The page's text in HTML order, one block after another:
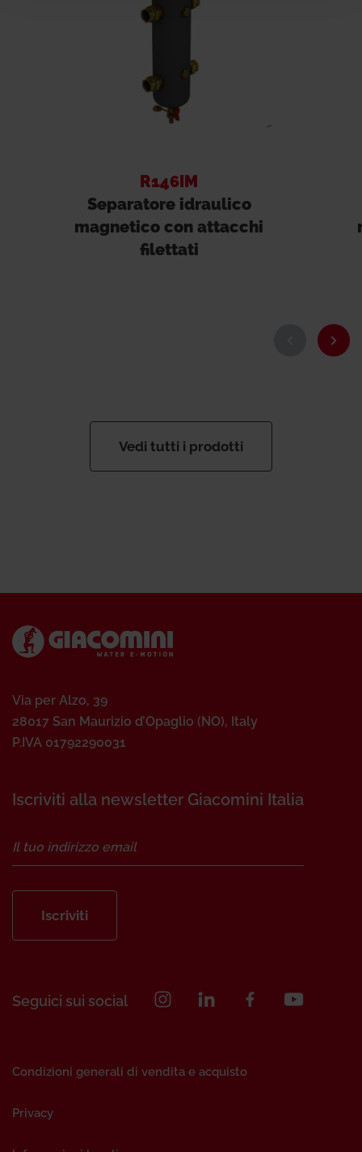
R146IM
Separatore idraulico
magnetico con attacchi
filettati
Vedi tutti i prodotti
Via per Alzo, 39
28017 San Maurizio d’Opaglio (NO), Italy
P.IVA 01792290031
Iscriviti alla newsletter Giacomini Italia
Iscriviti
Seguici sui social
Condizioni generali di vendita e acquisto
Privacy